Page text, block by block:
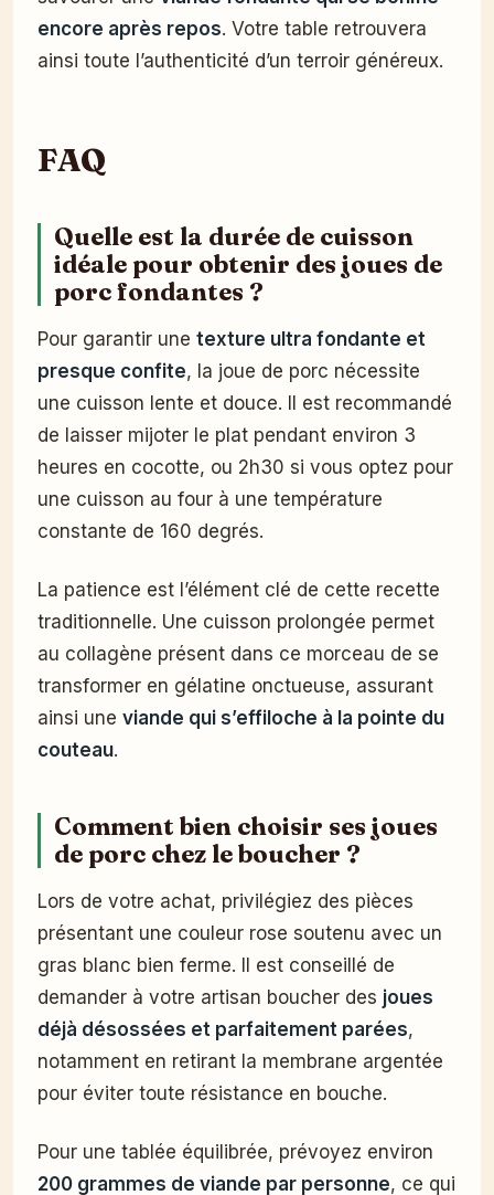
encore après repos. Votre table retrouvera
ainsi toute l’authenticité d’un terroir généreux.
FAQ
Quelle est la durée de cuisson
idéale pour obtenir des joues de
porc fondantes ?
Pour garantir une texture ultra fondante et
presque confite, la joue de porc nécessite
une cuisson lente et douce. Il est recommandé
de laisser mijoter le plat pendant environ 3
heures en cocotte, ou 2h30 si vous optez pour
une cuisson au four à une température
constante de 160 degrés.
La patience est l’élément clé de cette recette
traditionnelle. Une cuisson prolongée permet
au collagène présent dans ce morceau de se
transformer en gélatine onctueuse, assurant
ainsi une viande qui s’effiloche à la pointe du
couteau.
Comment bien choisir ses joues
de porc chez le boucher ?
Lors de votre achat, privilégiez des pièces
présentant une couleur rose soutenu avec un
gras blanc bien ferme. Il est conseillé de
demander à votre artisan boucher des joues
déjà désossées et parfaitement parées,
notamment en retirant la membrane argentée
pour éviter toute résistance en bouche.
Pour une tablée équilibrée, prévoyez environ
200 grammes de viande par personne, ce qui